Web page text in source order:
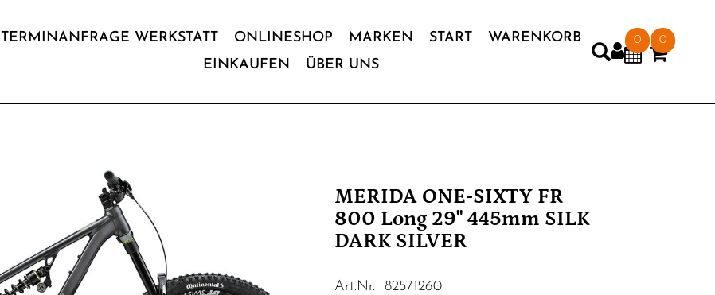
TERMINANFRAGE WERKSTATT ONLINESHOP MARKEN START
WARENKORB
EINKAUFEN
ÜBER UNS
0 0
MERIDA ONE-SIXTY FR
800 Long 29" 445mm SILK
DARK SILVER
Art.Nr. 82571260